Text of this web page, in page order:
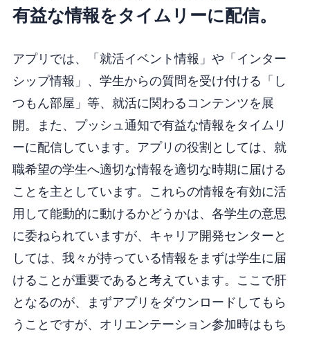
有益な情報をタイムリーに配信。
アプリでは、「就活イベント情報」や「インター
シップ情報」、学生からの質問を受け付ける「し
つもん部屋」等、就活に関わるコンテンツを展
開。また、プッシュ通知で有益な情報をタイムリ
ーに配信しています。アプリの役割としては、就
職希望の学生へ適切な情報を適切な時期に届ける
ことを主としています。これらの情報を有効に活
用して能動的に動けるかどうかは、各学生の意思
に委ねられていますが、キャリア開発センターと
しては、我々が持っている情報をまずは学生に届
けることが重要であると考えています。ここで肝
となるのが、まずアプリをダウンロードしてもら
うことですが、オリエンテーション参加時はもち